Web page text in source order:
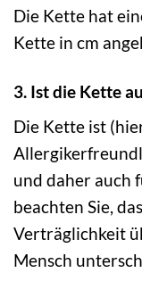
Die Kette hat
Kette in cm
3. Ist die Kette
Die Kette ist
und daher auch
beachten Sie,
Verträglichkeit
Mensch